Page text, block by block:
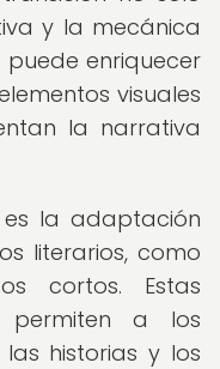
y la mecánica
enriquecer
visuales
la narrativa
la adaptación
literarios, como
cortos. Estas
permiten a los
historias y los